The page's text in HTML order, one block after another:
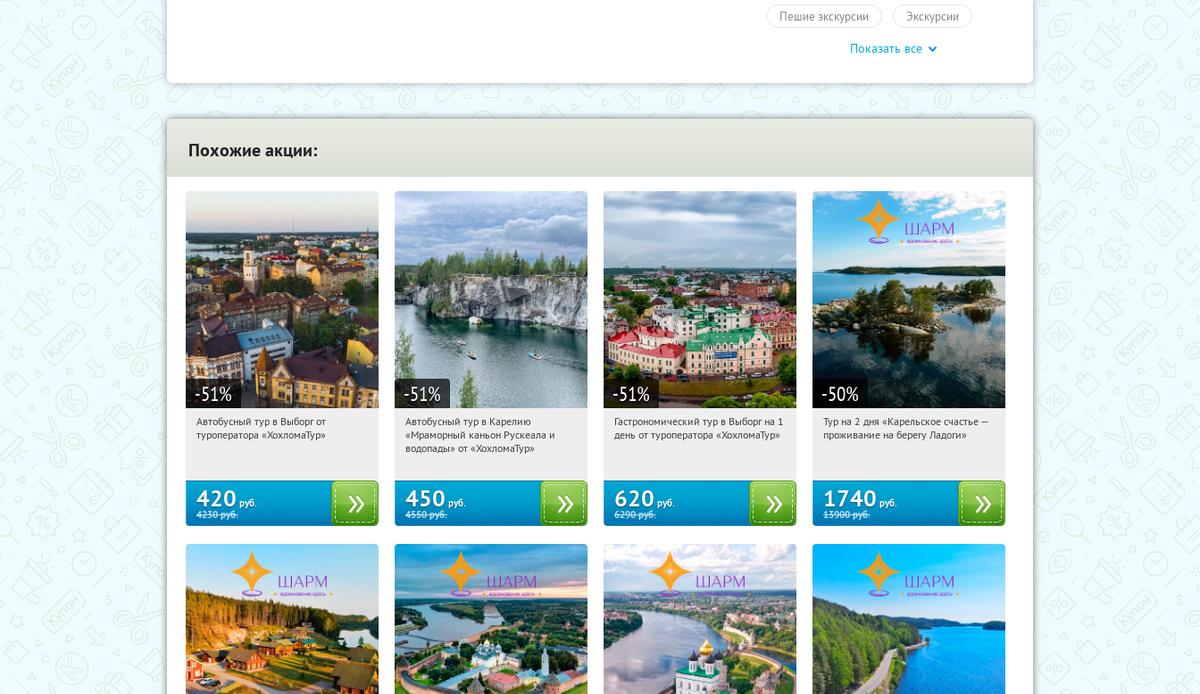
Пешие экскурсии Экскурсии
Другие города России
Развлечения
Показать все
Похожие акции:
-51%
08:12:00 Купили:
Автобусный тур в Выборг от
туроператора «ХохломаТур»
420 руб.
4230руб.
-51%
08:12:00 Купили:
Сенная площадь
Автобусный тур в Карелию
«Мраморный каньон Рускеала и
водопады» от «ХохломаТур»
450 руб.
4550руб.
-51%
08:12:00 Купили:5
Гастрономический тур в Выборг на 1
день от туроператора «ХохломаТур»
620 руб.
6290руб.
-50%
08:12:00 Купили:39
Тур на 2 дня «Карельское счастье —
проживание на берегу Ладоги»
1740 руб.
13900руб.